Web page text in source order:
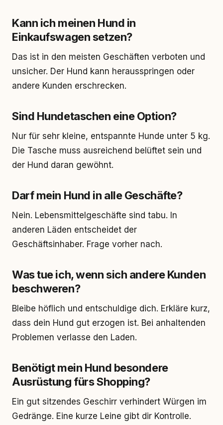
Kann ich meinen Hund in
Einkaufswagen setzen?
Das ist in den meisten Geschäften verboten und
unsicher. Der Hund kann herausspringen oder
andere Kunden erschrecken.
Sind Hundetaschen eine Option?
Nur für sehr kleine, entspannte Hunde unter 5 kg.
Die Tasche muss ausreichend belüftet sein und
der Hund daran gewöhnt.
Darf mein Hund in alle Geschäfte?
Nein. Lebensmittelgeschäfte sind tabu. In
anderen Läden entscheidet der
Geschäftsinhaber. Frage vorher nach.
Was tue ich, wenn sich andere Kunden
beschweren?
Bleibe höflich und entschuldige dich. Erkläre kurz,
dass dein Hund gut erzogen ist. Bei anhaltenden
Problemen verlasse den Laden.
Benötigt mein Hund besondere
Ausrüstung fürs Shopping?
Ein gut sitzendes Geschirr verhindert Würgen im
Gedränge. Eine kurze Leine gibt dir Kontrolle.